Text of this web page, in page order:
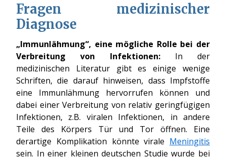
Fragen medizinischer
Diagnose
„Immunlähmung“, eine mögliche Rolle bei der
Verbreitung von Infektionen:In der
medizinischen Literatur gibt es einige wenige
Schriften, die darauf hinweisen, dass Impfstoffe
eine Immunlähmung hervorrufen können und
dabei einer Verbreitung von relativ geringfügigen
Infektionen, z.B. viralen Infektionen, in andere
Teile des Körpers Tür und Tor öffnen. Eine
derartige Komplikation könnte virale Meningitis
sein. In einer kleinen deutschen Studie wurde bei